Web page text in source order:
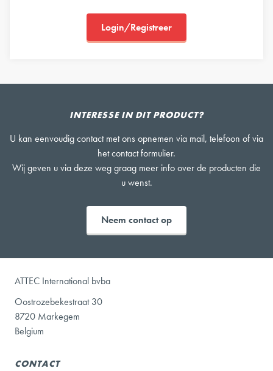
Login/Registreer
INTERESSE IN DIT PRODUCT?
U kan eenvoudig contact met ons opnemen via mail, telefoon of via
het contact formulier.
Wij geven u via deze weg graag meer info over de producten die
u wenst.
Neem contact op
ATTEC International bvba
Oostrozebekestraat 30
8720 Markegem
Belgium
CONTACT